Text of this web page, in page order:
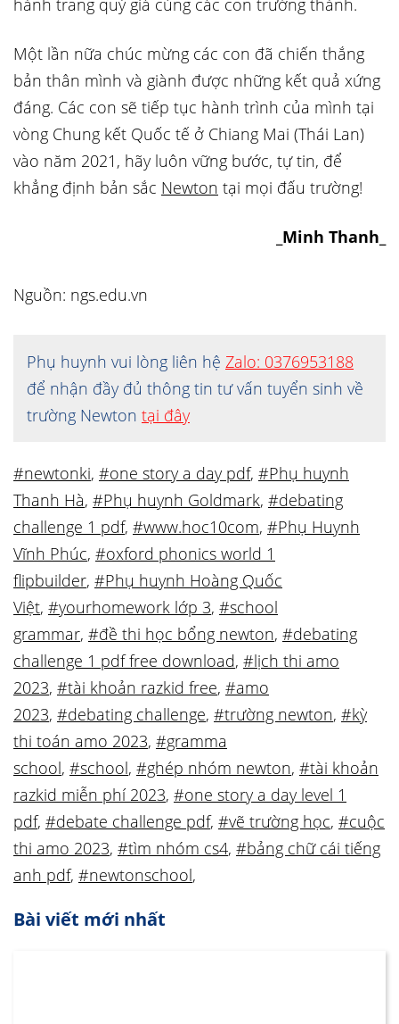
hành trang quý giá cùng các con trưởng thành.
Một lần nữa chúc mừng các con đã chiến thắng
bản thân mình và giành được những kết quả xứng
đáng. Các con sẽ tiếp tục hành trình của mình tại
vòng Chung kết Quốc tế ở Chiang Mai (Thái Lan)
vào năm 2021, hãy luôn vững bước, tự tin, để
khẳng định bản sắc Newton tại mọi đấu trường!
_Minh Thanh_
Nguồn: ngs.edu.vn
Phụ huynh vui lòng liên hệ Zalo: 0376953188
để nhận đầy đủ thông tin tư vấn tuyển sinh về
trường Newton tại đây
#newtonki, #one story a day pdf, #Phụ huynh
Thanh Hà, #Phụ huynh Goldmark, #debating
challenge 1 pdf, #www.hoc10com, #Phụ Huynh
Vĩnh Phúc, #oxford phonics world 1
flipbuilder, #Phụ huynh Hoàng Quốc
Việt, #yourhomework lớp 3, #school
grammar, #đề thi học bổng newton, #debating
challenge 1 pdf free download, #lịch thi amo
2023, #tài khoản razkid free, #amo
2023, #debating challenge, #trường newton, #kỳ
thi toán amo 2023, #gramma
school, #school, #ghép nhóm newton, #tài khoản
razkid miễn phí 2023, #one story a day level 1
pdf, #debate challenge pdf, #vẽ trường học, #cuộc
thi amo 2023, #tìm nhóm cs4, #bảng chữ cái tiếng
anh pdf, #newtonschool,
Bài viết mới nhất